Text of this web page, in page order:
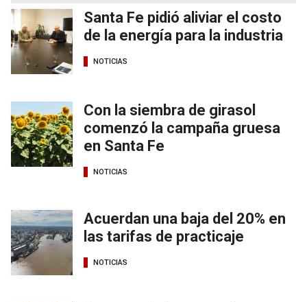
Santa Fe pidió aliviar el costo
de la energía para la industria
NOTICIAS
Con la siembra de girasol
comenzó la campaña gruesa
en Santa Fe
NOTICIAS
Acuerdan una baja del 20% en
las tarifas de practicaje
NOTICIAS